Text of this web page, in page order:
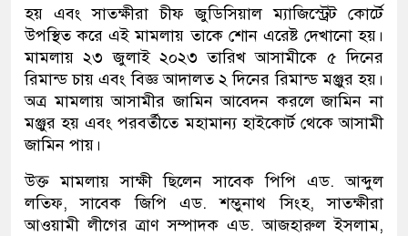
হয় এবং সাতক্ষীরা চীফ জুডিসিয়াল ম্যাজিস্ট্রেট কোর্টে
উপস্থিত করে এই মামলায় তাকে শোন এরেষ্ট দেখানো হয়।
মামলায় ২৩ জুলাই ২০২৩ তারিখ আসামীকে ৫ দিনের
রিমান্ড চায় এবং বিজ্ঞ আদালত ২ দিনের রিমান্ড মঞ্জুর হয়।
অত্র মামলায় আসামীর জামিন আবেদন করলে জামিন না
মঞ্জুর হয় এবং পরবর্তীতে মহামান্য হাইকোর্ট থেকে আসামী
জামিন পায়।
উক্ত মামলায় সাক্ষী ছিলেন সাবেক পিপি এড. আব্দুল
লতিফ, সাবেক জিপি এড. শম্ভুনাথ সিংহ, সাতক্ষীরা
আওয়ামী লীগের ত্রাণ সম্পাদক এড. আজহারুল ইসলাম,